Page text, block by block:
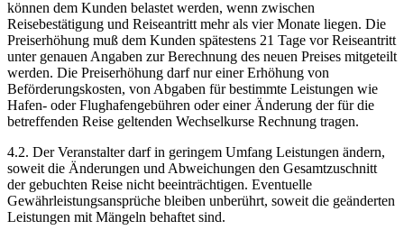
können dem Kunden belastet werden, wenn zwischen
Reisebestätigung und Reiseantritt mehr als vier Monate liegen. Die
Preiserhöhung muß dem Kunden spätestens 21 Tage vor Reiseantritt
unter genauen Angaben zur Berechnung des neuen Preises mitgeteilt
werden. Die Preiserhöhung darf nur einer Erhöhung von
Beförderungskosten, von Abgaben für bestimmte Leistungen wie
Hafen- oder Flughafengebühren oder einer Änderung der für die
betreffenden Reise geltenden Wechselkurse Rechnung tragen.
4.2. Der Veranstalter darf in geringem Umfang Leistungen ändern,
soweit die Änderungen und Abweichungen den Gesamtzuschnitt
der gebuchten Reise nicht beeinträchtigen. Eventuelle
Gewährleistungsansprüche bleiben unberührt, soweit die geänderten
Leistungen mit Mängeln behaftet sind.